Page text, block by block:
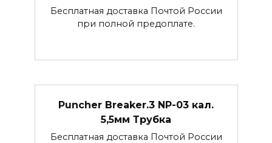
Бесплатная доставка Почтой России
при полной предоплате.
Puncher Breaker.3 NP-03 кал.
5,5мм Трубка
Бесплатная доставка Почтой России